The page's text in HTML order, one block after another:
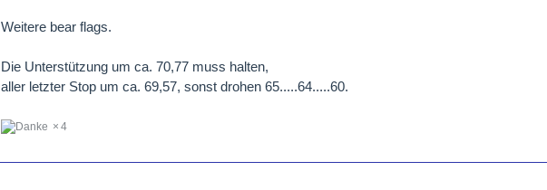
Weitere bear flags.
Die Unterstützung um ca. 70,77 muss halten,
aller letzter Stop um ca. 69,57, sonst drohen 65.....64.....60.
4